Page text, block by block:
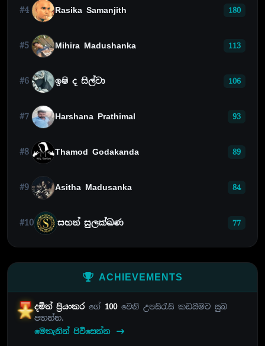
#4 Rasika Samanjith 180
#5 Mihira Madushanka 113
#6 ඉෂි ද සිල්වා 106
#7 Harshana Prathimal 93
#8 Thamod Godakanda 89
#9 Asitha Madusanka 84
#10 සහන් සුලක්ඛණ 77
ACHIEVEMENTS
දමිත් ප්‍රියංකරගේ 100වෙනි උපසිරැසි කඩයීමට සුබ
පතන්න.
මෙතැනින් පිවිසෙන්න